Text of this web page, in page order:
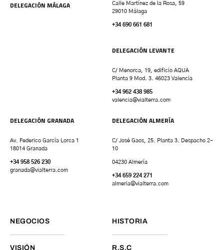
DELEGACIÓN MÁLAGA
Calle Martínez de la Rosa, 59
29010 Málaga
+34 690 661 681
DELEGACIÓN LEVANTE
C/ Menorca, 19, edificio AQUA
Planta 9 Mod. 3. 46023 Valencia
+34 962 438 985
valencia@vialterra.com
DELEGACIÓN GRANADA
Av. Federico García Lorca 1
18014 Granada
+34 958 526 230
granada@vialterra.com
DELEGACIÓN ALMERÍA
C/ José Gaos, 25. Planta 3. Despacho 2-
10
04230 Almería
+34 659 224 271
almeria@vialterra.com
NEGOCIOS HISTORIA
VISIÓN R.S.C